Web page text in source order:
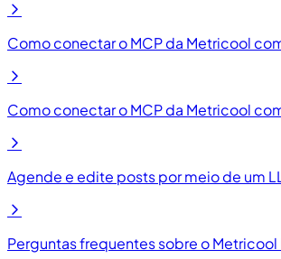
Como conectar o MCP da Metricool
Como conectar o MCP da Metricool
Agende e edite posts por meio de um
Perguntas frequentes sobre o Metricool